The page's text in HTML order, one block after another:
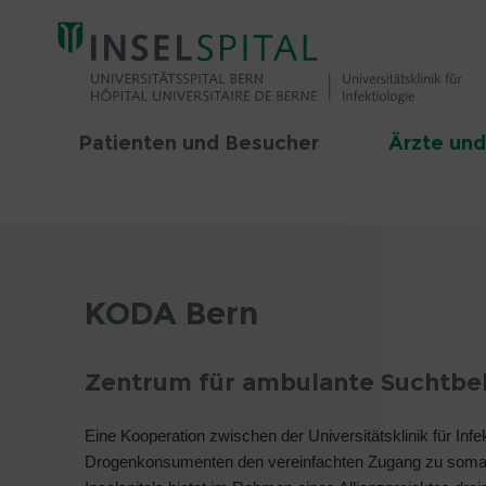
Patienten und Besucher Ärzte
KODA Bern
Zentrum für ambulante
Eine Kooperation zwischen der Universitätsklinik für
Drogenkonsumenten den vereinfachten Zugang zu